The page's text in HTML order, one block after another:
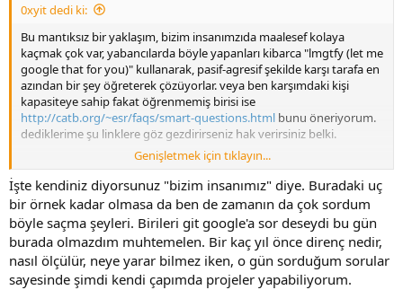
0xyit dedi ki:
Bu mantıksız bir yaklaşım, bizim insanımzıda maalesef kolaya
kaçmak çok var, yabancılarda böyle yapanları kibarca "lmgtfy (let me
google that for you)" kullanarak, pasif-agresif şekilde karşı tarafa en
azından bir şey öğreterek çözüyorlar. veya ben karşımdaki kişi
kapasiteye sahip fakat öğrenmemiş birisi ise
http://catb.org/~esr/faqs/smart-questions.html bunu öneriyorum.
dediklerime şu linklere göz gezdirirseniz hak verirsiniz belki.
Home - The XY Problem
xyproblem.info
no hello
lütfen mesajlaşırken sadece merhaba demeyin
nohello.net
Genişletmek için tıklayın...
İşte kendiniz diyorsunuz "bizim insanımız" diye. Buradaki uç
bir örnek kadar olmasa da ben de zamanın da çok sordum
böyle saçma şeyleri. Birileri git google'a sor deseydi bu gün
burada olmazdım muhtemelen. Bir kaç yıl önce direnç nedir,
nasıl ölçülür, neye yarar bilmez iken, o gün sorduğum sorular
sayesinde şimdi kendi çapımda projeler yapabiliyorum.